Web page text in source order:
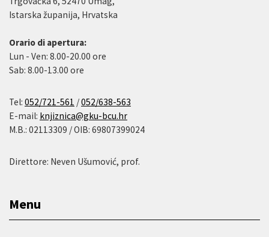
Istarska županija, Hrvatska
Orario di apertura:
Lun - Ven: 8.00-20.00 ore
Sab: 8.00-13.00 ore
Tel: 052/721-561 /052/638-563
E-mail: knjiznica@gku-bcu.hr
M.B.: 02113309 / OIB: 69807399024
Direttore: Neven Ušumović, prof.
Menu